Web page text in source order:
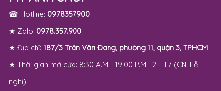
☎ Hotline: 0978357900
★ Zalo: 0978.357.900
★ Địa chỉ: 187/3 Trần Văn Đang, phường 11, quận 3, TPHCM
★ Thời gian mở cửa: 8:30 A.M - 19:00 P.M T2 - T7 (CN, Lễ
nghỉ)